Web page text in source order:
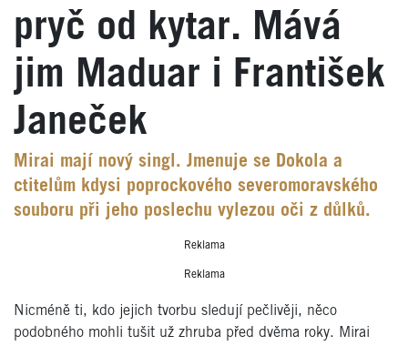
pryč od kytar. Mává
jim Maduar i František
Janeček
Mirai mají nový singl. Jmenuje se Dokola a
ctitelům kdysi poprockového severomoravského
souboru při jeho poslechu vylezou oči z důlků.
Reklama
Reklama
Nicméně ti, kdo jejich tvorbu sledují pečlivěji, něco
podobného mohli tušit už zhruba před dvěma roky. Mirai